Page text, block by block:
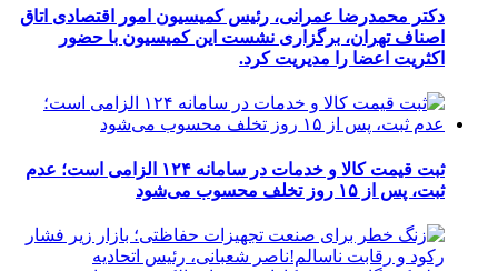
دکتر محمدرضا عمرانی، رئیس کمیسیون امور اقتصادی اتاق
اصناف تهران، برگزاری نشست این کمیسیون با حضور
اکثریت اعضا را مدیریت کرد.
ثبت قیمت کالا و خدمات در سامانه ۱۲۴ الزامی است؛ عدم
ثبت، پس از ۱۵ روز تخلف محسوب می‌شود